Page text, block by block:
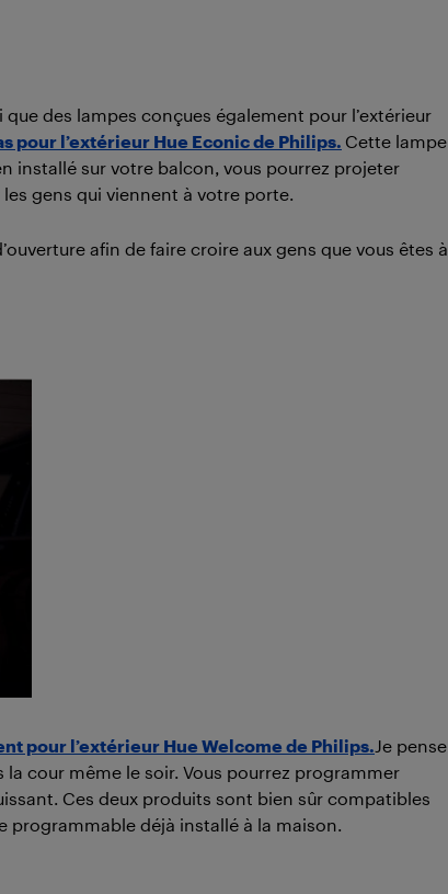
des lampes conçues également pour l’extérieur
pour l’extérieur Hue Econic de Philips. Cette lampe
installé sur votre balcon, vous pourrez projeter
gens qui viennent à votre porte.
afin de faire croire aux gens que vous êtes à
pour l’extérieur Hue Welcome de Philips. Je pense
cour même le soir. Vous pourrez programmer
Ces deux produits sont bien sûr compatibles
déjà installé à la maison.